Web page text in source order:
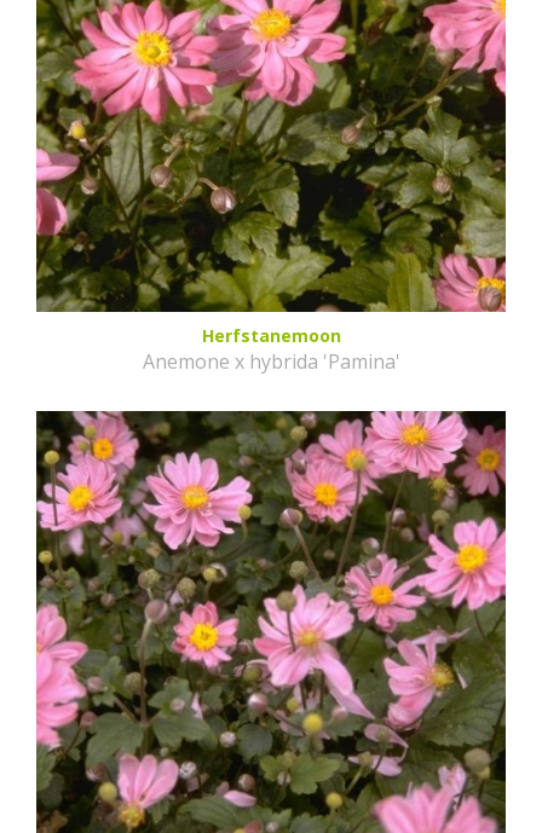
Herfstanemoon
Anemone x hybrida 'Pamina'